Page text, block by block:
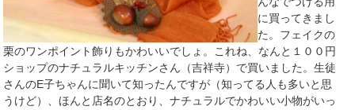
に買ってきまし
た。フェイクの
栗のワンポイント飾りもかわいいでしょ。これね、なんと１００円
ショップのナチュラルキッチンさん（吉祥寺）で買いました。生徒
さんのE子ちゃんに聞いて知ったんですが（知ってる人も多いと思
うけど）、ほんと店名のとおり、ナチュラルでかわいい小物がいっ